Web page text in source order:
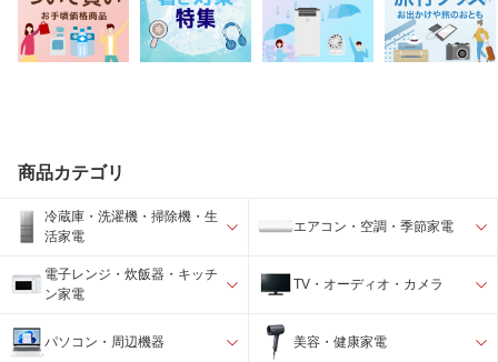
商品カテゴリ
冷蔵庫・洗濯機・掃除機・生
活家電
エアコン・空調・季節家電
電子レンジ・炊飯器・キッチ
ン家電
TV・オーディオ・カメラ
パソコン・周辺機器 美容・健康家電